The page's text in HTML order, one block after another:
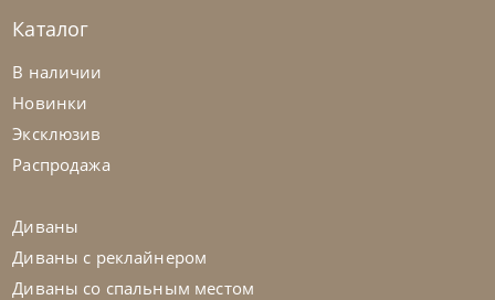
Каталог
В наличии
Новинки
Эксклюзив
Распродажа
Диваны
Диваны с реклайнером
Диваны со спальным местом